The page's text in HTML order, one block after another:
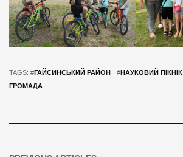
TAGS: #ГАЙСИНСЬКИЙ РАЙОН #НАУКОВИЙ ПІКНІК
ГРОМАДА